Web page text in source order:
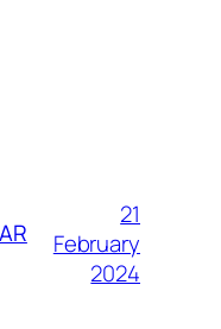
21
February
2024